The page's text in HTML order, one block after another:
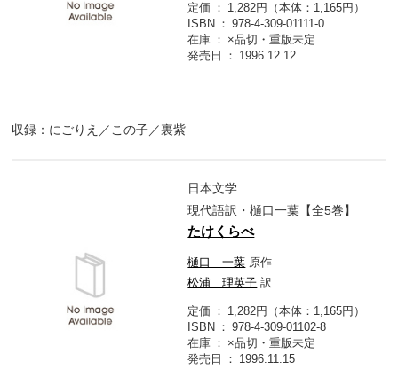
定価
1,282円（本体：1,165円）
ISBN
978-4-309-01111-0
在庫
×品切・重版未定
発売日
1996.12.12
収録：にごりえ／この子／裏紫
日本文学
現代語訳・樋口一葉【全5巻】
たけくらべ
樋口 一葉 原作
松浦 理英子 訳
定価
1,282円（本体：1,165円）
ISBN
978-4-309-01102-8
在庫
×品切・重版未定
発売日
1996.11.15